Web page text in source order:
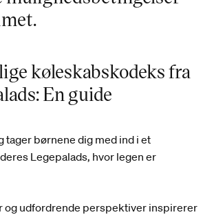
køleskabskodeks fra
En guide
tager børnene dig med ind i et
Legepalads, hvor legen er
og udfordrende perspektiver inspirerer